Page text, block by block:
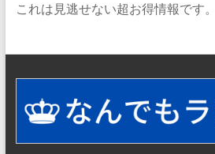
これは見逃せない超お得情報です。